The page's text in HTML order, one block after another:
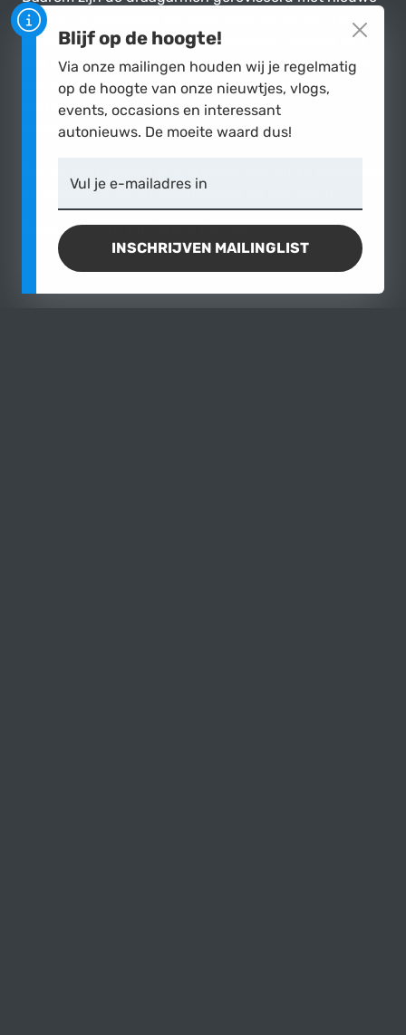
bussen, fuseekogels en verse poedercoating. Ook is
er een nieuwe sportuitlaat gemonteerd samen met
een set nieuwe banden en nieuwe gel accu. Om ook
het exterieur in top staat te houden is hij
professioneel gepoetst en voorzien van
beschermende tefloncoating.
in topstaat, voor optimaal plezier op het circuit.
Graag tot ziens bij Garage Caspers
Blijf op de hoogte!
Via onze mailingen houden wij je regelmatig
op de hoogte van onze nieuwtjes, vlogs,
events, occasions en interessant
autonieuws. De moeite waard dus!
Vul je e-mailadres in
INSCHRIJVEN MAILINGLIST